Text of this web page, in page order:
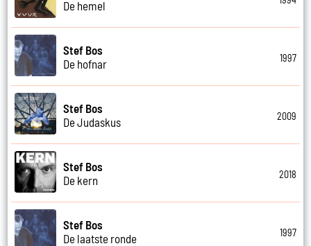
De hemel
Stef Bos
De hofnar
1997
Stef Bos
De Judaskus
2009
Stef Bos
De kern
2018
Stef Bos
De laatste ronde
1997